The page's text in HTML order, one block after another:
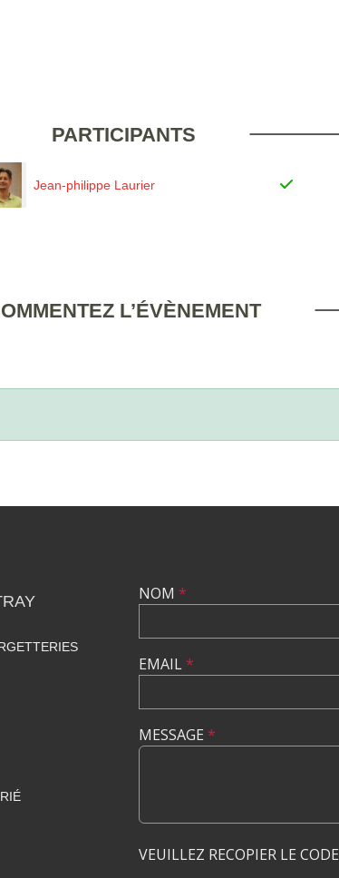
PARTICIPANTS
Jean-philippe Laurier
L’ÉVÈNEMENT
NOM *
EMAIL*
MESSAGE *
VEUILLEZ RECOPIER LE CODE